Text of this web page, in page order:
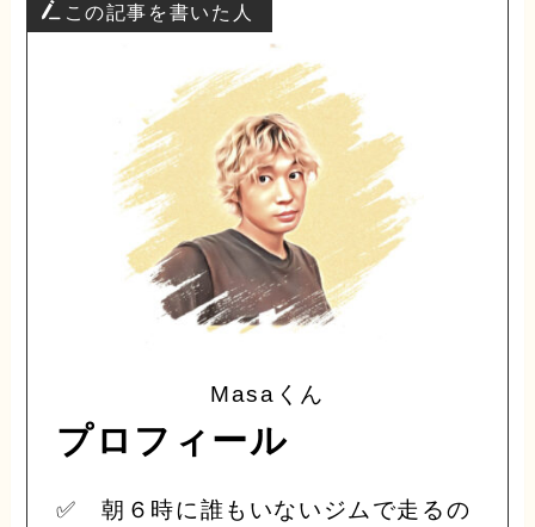
この記事を書いた人
Masaくん
プロフィール
✅ 朝６時に誰もいないジムで走るの